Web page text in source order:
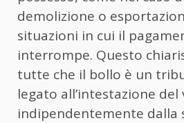
demolizione o
situazioni in cui il
interrompe. Questo
tutte che il bollo è un
legato all’intestazione del
indipendentemente dalla